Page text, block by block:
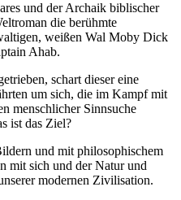
und der Archaik biblischer
die berühmte
weißen Wal Moby Dick
Ahab.
schart dieser eine
um sich, die im Kampf mit
menschlicher Sinnsuche
ist das Ziel?
und mit philosophischem
mit sich und der Natur und
modernen Zivilisation.